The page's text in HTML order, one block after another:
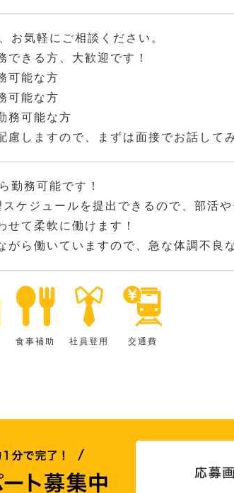
お気軽にご相談ください。
できる方、大歓迎です！
可能な方
可能な方
務可能な方
慮しますので、まずは面接でお話して
勤務可能です！
ケジュールを提出できるので、部活
せて柔軟に働けます！
がら働いていますので、急な体調不良
食事補助 社員登用 交通費